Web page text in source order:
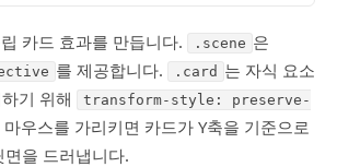
카드 효과를 만듭니다. .scene 은
를 제공합니다. .card 는 자식 요소
기 위해
transform-style: preserve-
우스를 가리키면 카드가 Y축을 기준으로
을 드러냅니다.